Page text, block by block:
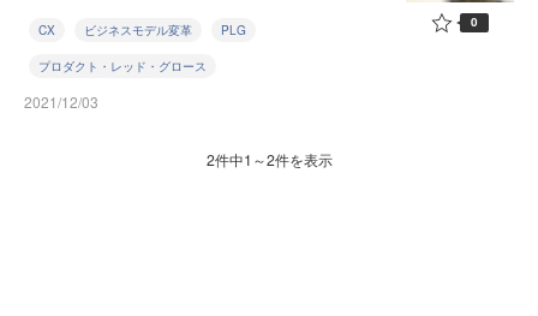
CX ビジネスモデル変革 PLG
プロダクト・レッド・グロース
2021/12/03
0
2件中1～2件を表示